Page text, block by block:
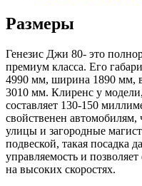
Размеры
Генезис Джи 80- это
премиум класса. Его
4990 мм, ширина 1890 мм,
3010 мм. Клиренс у
составляет 130-150
свойственен автомобилям,
улицы и загородные
подвеской, такая посадка
управляемость и
на высоких скоростях.